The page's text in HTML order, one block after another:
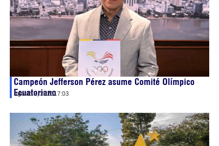
Campeón Jefferson Pérez asume Comité Olímpico
Ecuatoriano
agosto 3, 202617:03